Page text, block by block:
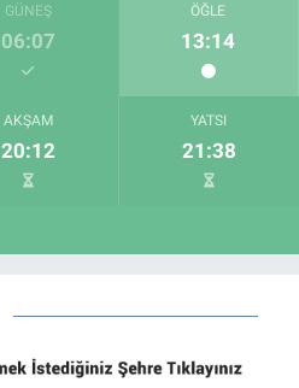
GÜNEŞ
06:07
ÖĞLE
13:14
AKŞAM
20:12
YATSI
21:38